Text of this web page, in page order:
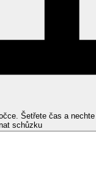
Šetřete čas a
schůzku